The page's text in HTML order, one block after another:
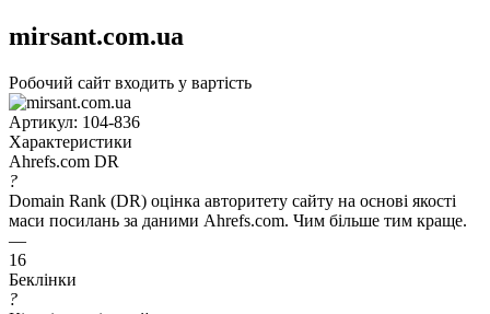
mirsant.com.ua
Робочий сайт входить у вартість
Артикул: 104-836
Характеристики
Ahrefs.com DR
?
Domain Rank (DR) оцінка авторитету сайту на основі якості
маси посилань за даними Ahrefs.com. Чим більше тим краще.
—
16
Беклінки
?